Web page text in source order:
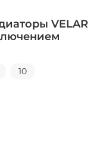
VELAR
10